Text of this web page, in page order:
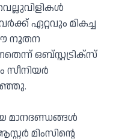
ഏറ്റവും മികച്ച
ഈ നൂതന
ഒബ്‌സ്റ്റട്രിക്‌സ്
മാനദണ്ഡങ്ങൾ
മിംസിന്റെ